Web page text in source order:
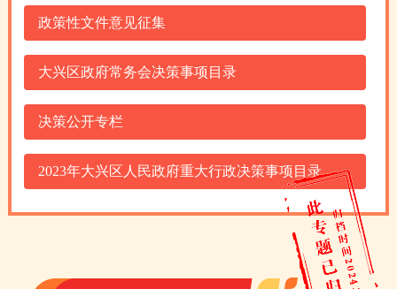
政策性文件意见征集
大兴区政府常务会决策事项目录
决策公开专栏
2023年大兴区人民政府重大行政决策事项目录